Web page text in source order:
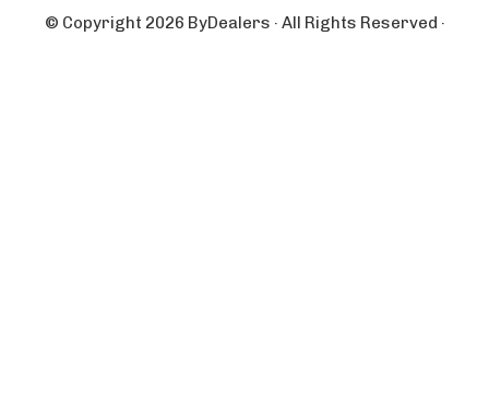
© Copyright 2026 ByDealers · All Rights Reserved ·